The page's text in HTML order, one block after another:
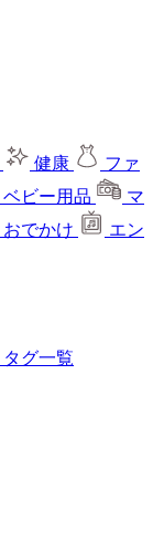
健康
ファ
ベビー用品
マ
おでかけ
エン
タグ一覧